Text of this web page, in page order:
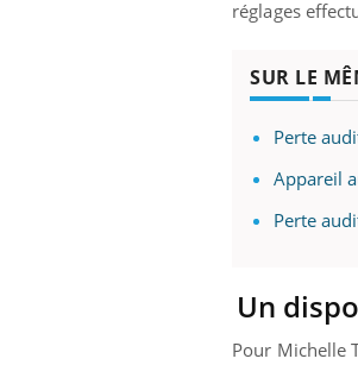
réglages
SUR LE
Perte
Appareil
Perte
Un
Pour Michelle